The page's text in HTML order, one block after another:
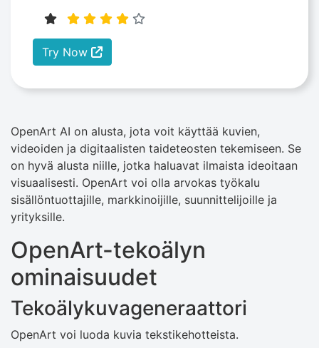
Try Now
OpenArt AI on alusta, jota voit käyttää kuvien,
videoiden ja digitaalisten taideteosten tekemiseen. Se
on hyvä alusta niille, jotka haluavat ilmaista ideoitaan
visuaalisesti. OpenArt voi olla arvokas työkalu
sisällöntuottajille, markkinoijille, suunnittelijoille ja
yrityksille.
OpenArt-tekoälyn
ominaisuudet
Tekoälykuvageneraattori
OpenArt voi luoda kuvia tekstikehotteista.